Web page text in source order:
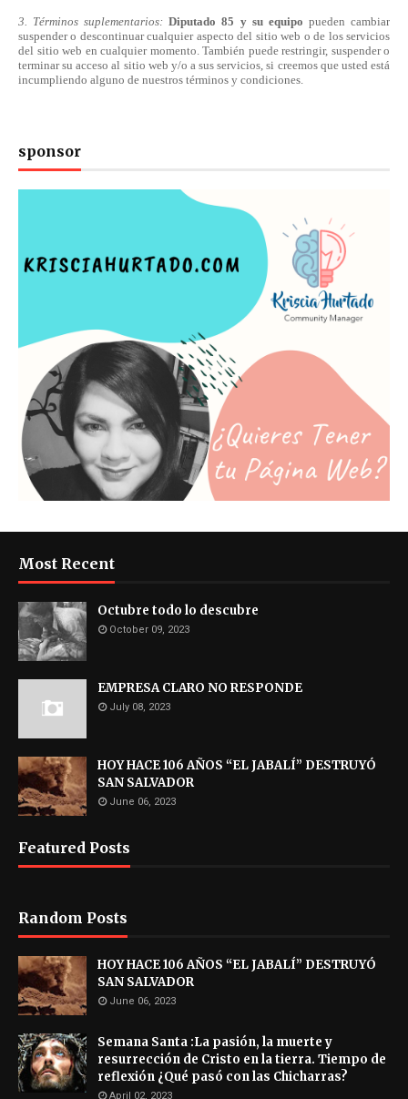
3. Términos suplementarios:Diputado 85 y su equipo pueden cambiar
suspender o descontinuar cualquier aspecto del sitio web o de los servicios
del sitio web en cualquier momento. También puede restringir, suspender o
terminar su acceso al sitio web y/o a sus servicios, si creemos que usted está
incumpliendo alguno de nuestros términos y condiciones.
sponsor
Most Recent
Octubre todo lo descubre
October 09, 2023
EMPRESA CLARO NO RESPONDE
July 08, 2023
HOY HACE 106 AÑOS “EL JABALÍ” DESTRUYÓ
SAN SALVADOR
June 06, 2023
Featured Posts
Random Posts
HOY HACE 106 AÑOS “EL JABALÍ” DESTRUYÓ
SAN SALVADOR
June 06, 2023
Semana Santa :La pasión, la muerte y
resurrección de Cristo en la tierra. Tiempo de
reflexión ¿Qué pasó con las Chicharras?
April 02, 2023